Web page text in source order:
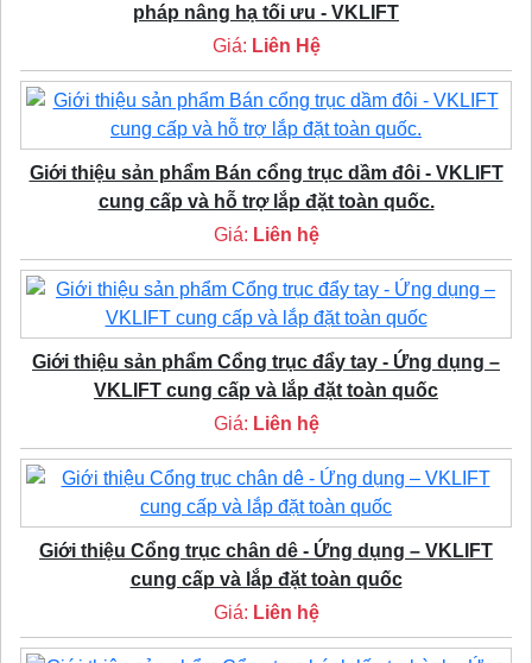
pháp nâng hạ tối ưu - VKLIFT
Giá: Liên Hệ
Giới thiệu sản phẩm Bán cổng trục dầm đôi - VKLIFT
cung cấp và hỗ trợ lắp đặt toàn quốc.
Giá: Liên hệ
Giới thiệu sản phẩm Cổng trục đẩy tay - Ứng dụng –
VKLIFT cung cấp và lắp đặt toàn quốc
Giá: Liên hệ
Giới thiệu Cổng trục chân dê - Ứng dụng – VKLIFT
cung cấp và lắp đặt toàn quốc
Giá: Liên hệ